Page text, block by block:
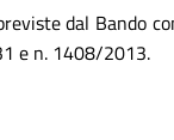
dal Bando
e n. 1408/2013.